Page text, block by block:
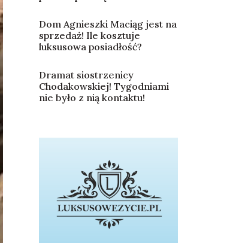
Dom Agnieszki Maciąg jest na
sprzedaż! Ile kosztuje
luksusowa posiadłość?
Dramat siostrzenicy
Chodakowskiej! Tygodniami
nie było z nią kontaktu!